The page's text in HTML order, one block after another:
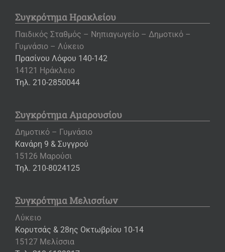
Συγκρότημα Ηρακλείου
Παιδικός Σταθμός – Νηπιαγωγείο – Δημοτικό –
Γυμνάσιο – Λύκειο
Πρασίνου Λόφου 140-142
14121 Ηράκλειο
Τηλ. 210-2850044
Συγκρότημα Αμαρουσίου
Δημοτικό – Γυμνάσιο
Κανάρη 9 & Συγγρού
15126 Μαρούσι
Τηλ. 210-8024125
Συγκρότημα Μελισσίων
Λύκειο
Κορυτσάς & 28ης Οκτωβρίου 10-14
15127 Μελίσσια